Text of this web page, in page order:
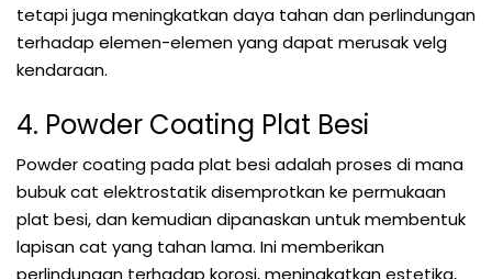
tetapi juga meningkatkan daya tahan dan perlindungan
terhadap elemen-elemen yang dapat merusak velg
kendaraan.
4. Powder Coating Plat Besi
Powder coating pada plat besi adalah proses di mana
bubuk cat elektrostatik disemprotkan ke permukaan
plat besi, dan kemudian dipanaskan untuk membentuk
lapisan cat yang tahan lama. Ini memberikan
perlindungan terhadap korosi, meningkatkan estetika,